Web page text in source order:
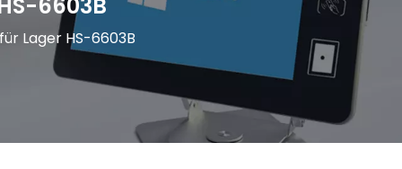
Lager HS-6603B